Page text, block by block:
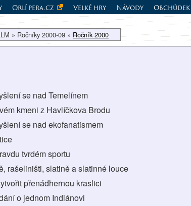
Orlí pera.cz Velké hry Návody Obchůdek
» Ročníky 2000-09 » Ročník 2000
se nad Temelínem
kmeni z Havlíčkova Brodu
se nad ekofanatismem
tvrdém sportu
rašeliništi, slatině a slatinné louce
přenádhernou kraslici
o jednom Indiánovi